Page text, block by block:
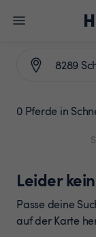
0 Pferde in
Leider
Passe deine
auf der Karte